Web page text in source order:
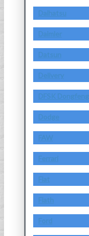
Daihatsu
Daimler
Datsun
Delivery
DFSK Dongfeng
Dodge
FAW
Ferrari
Fiat
Fiath
Ford